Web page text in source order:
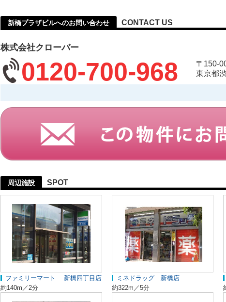
新橋プラザビルへのお問い合わせ CONTACT US
株式会社クローバー
0120-700-968
〒150-
東京都
周辺施設 SPOT
ファミリーマート 新橋四丁目店
約140m／2分
ミネドラッグ 新橋店
約322m／5分